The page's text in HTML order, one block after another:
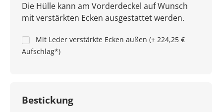
Die Hülle kann am Vorderdeckel auf Wunsch
mit verstärkten Ecken ausgestattet werden.
Mit Leder verstärkte Ecken außen (+ 224,25 €
Aufschlag*)
Bestickung